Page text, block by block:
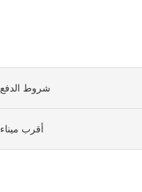
شروط الدفع
أقرب ميناء